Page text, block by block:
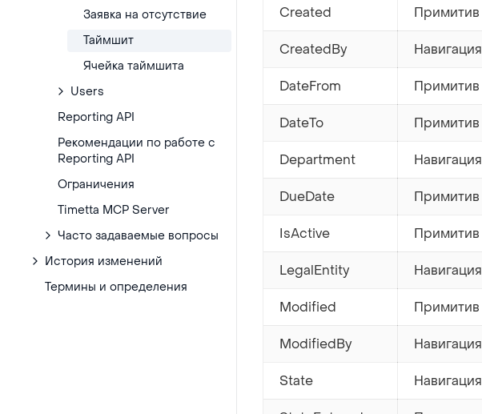
Заявка на отсутствие
Таймшит
Ячейка таймшита
Users
Reporting API
Рекомендации по работе с
Reporting API
Ограничения
Timetta MCP Server
Часто задаваемые вопросы
История изменений
Термины и определения
Created Примитив
CreatedBy Навигация
DateFrom Примитив
DateTo Примитив
Department Навигация
DueDate Примитив
IsActive Примитив
LegalEntity Навигация
Modified Примитив
ModifiedBy Навигация
State Навигация